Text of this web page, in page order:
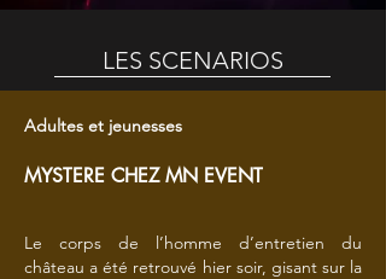
LES SCENARIOS
Adultes et jeunesses
MYSTERE CHEZ MN EVENT
Le corps de l’homme d’entretien du
château a été retrouvé hier soir, gisant sur la